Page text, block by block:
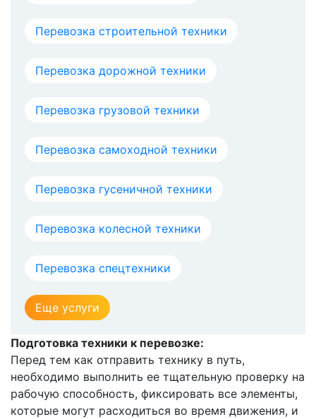
Перевозка строительной техники
Перевозка дорожной техники
Перевозка грузовой техники
Перевозка самоходной техники
Перевозка гусеничной техники
Перевозка колесной техники
Перевозка спецтехники
Еще услуги
Подготовка техники к перевозке:
Перед тем как отправить технику в путь,
необходимо выполнить ее тщательную проверку на
рабочую способность, фиксировать все элементы,
которые могут расходиться во время движения, и